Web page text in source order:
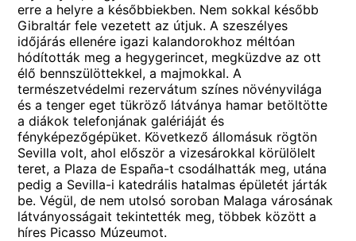
erre a helyre a későbbiekben. Nem sokkal később
Gibraltár fele vezetett az útjuk. A szeszélyes
időjárás ellenére igazi kalandorokhoz méltóan
hódították meg a hegygerincet, megküzdve az ott
élő bennszülöttekkel, a majmokkal. A
természetvédelmi rezervátum színes növényvilága
és a tenger eget tükröző látványa hamar betöltötte
a diákok telefonjának galériáját és
fényképezőgépüket. Következő állomásuk rögtön
Sevilla volt, ahol először a vizesárokkal körülölelt
teret, a Plaza de España-t csodálhatták meg, utána
pedig a Sevilla-i katedrális hatalmas épületét járták
be. Végül, de nem utolsó soroban Malaga városának
látványosságait tekintették meg, többek között a
híres Picasso Múzeumot.